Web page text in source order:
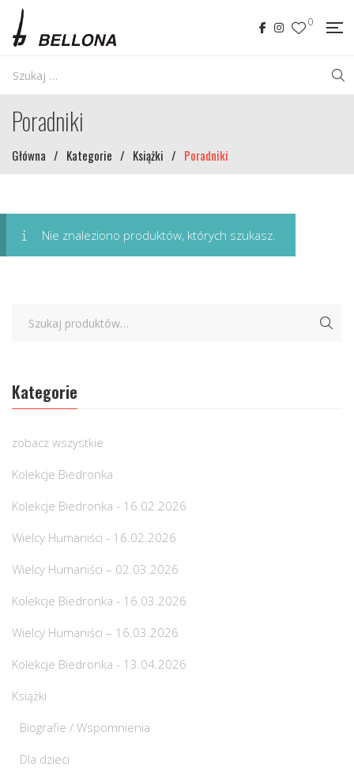
0
Poradniki
Główna / Kategorie / Książki / Poradniki
Nie znaleziono produktów, których szukasz.
Kategorie
zobacz wszystkie
Kolekcje Biedronka
Kolekcje Biedronka - 16.02.2026
Wielcy Humaniści - 16.02.2026
Wielcy Humaniści – 02.03.2026
Kolekcje Biedronka - 16.03.2026
Wielcy Humaniści – 16.03.2026
Kolekcje Biedronka - 13.04.2026
Książki
Biografie / Wspomnienia
Dla dzieci